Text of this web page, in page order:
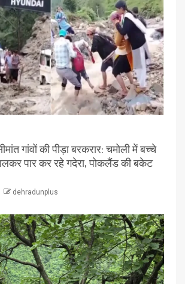
गांवों की पीड़ा बरकरार: चमोली में बच्चे
पार कर रहे गदेरा, पोकलैंड की बकेट
dehradunplus